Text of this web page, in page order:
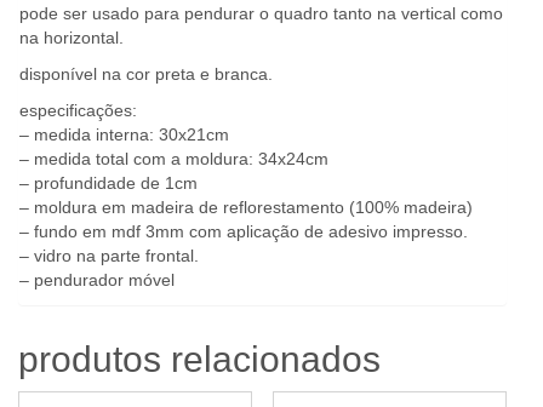
pode ser usado para pendurar o quadro tanto na vertical como
na horizontal.
disponível na cor preta e branca.
especificações:
– medida interna: 30x21cm
– medida total com a moldura: 34x24cm
– profundidade de 1cm
– moldura em madeira de reflorestamento (100% madeira)
– fundo em mdf 3mm com aplicação de adesivo impresso.
– vidro na parte frontal.
– pendurador móvel
produtos relacionados